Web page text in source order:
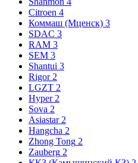
Citroen 4
Коммаш (Мценск) 3
SDAC 3
RAM 3
SEM 3
Shantui 3
Rigor 2
LGZT 2
Hyper 2
Sova 2
Asiastar 2
Hangcha 2
Zhong Tong 2
Zauberg 2